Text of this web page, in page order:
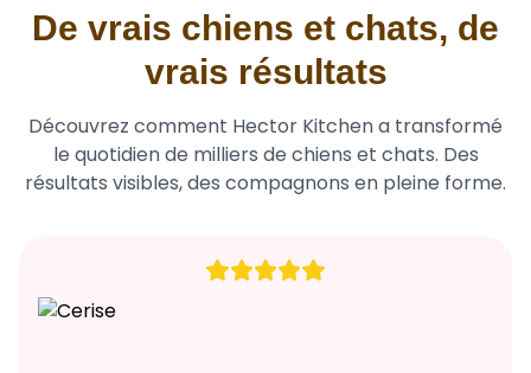
De vrais chiens et chats, de
vrais résultats
Découvrez comment Hector Kitchen a transformé
le quotidien de milliers de chiens et chats. Des
résultats visibles, des compagnons en pleine forme.